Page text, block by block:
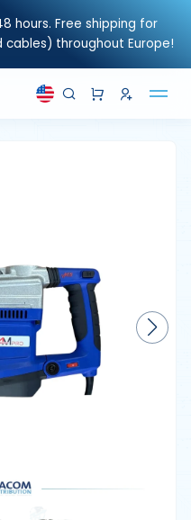
hours. Free shipping for
cables) throughout Europe!